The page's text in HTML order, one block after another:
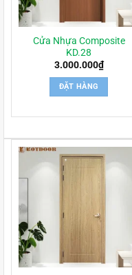
Cửa Nhựa Composite
KD.28
3.000.000₫
ĐẶT HÀNG